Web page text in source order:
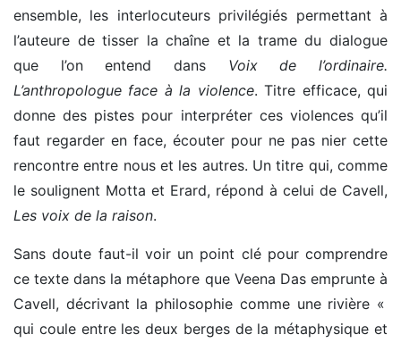
ensemble, les interlocuteurs privilégiés permettant à
l’auteure de tisser la chaîne et la trame du dialogue
que l’on entend dans Voix de l’ordinaire.
L’anthropologue face à la violence. Titre efficace, qui
donne des pistes pour interpréter ces violences qu’il
faut regarder en face, écouter pour ne pas nier cette
rencontre entre nous et les autres. Un titre qui, comme
le soulignent Motta et Erard, répond à celui de Cavell,
Les voix de la raison.
Sans doute faut-il voir un point clé pour comprendre
ce texte dans la métaphore que Veena Das emprunte à
Cavell, décrivant la philosophie comme une rivière «
qui coule entre les deux berges de la métaphysique et